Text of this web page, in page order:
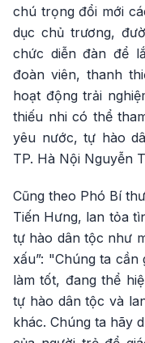
chú trọng đổi mới
dục chủ trương,
chức diễn đàn để
đoàn viên, thanh
hoạt động trải
thiếu nhi có thể
yêu nước, tự hào
TP. Hà Nội Nguyễn
Cũng theo Phó Bí
Tiến Hưng, lan tỏa
tự hào dân tộc như
xấu”: "Chúng ta
làm tốt, đang thể
tự hào dân tộc và
khác. Chúng ta hãy